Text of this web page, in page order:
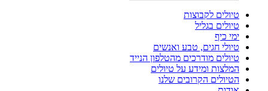
טיולים לקבוצות
טיולים בגליל
ימי כיף
טיולי חגים, טבע ואנשים
טיולים מודרכים מהטלפון הנייד
המלצות ומידע על טיולים
הטיולים הקרובים שלנו